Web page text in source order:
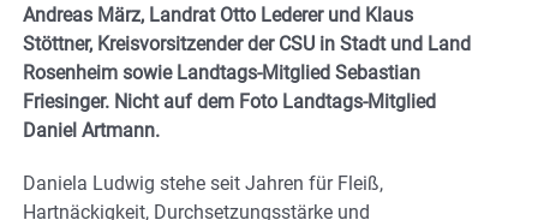
Andreas März, Landrat Otto Lederer und Klaus
Stöttner, Kreisvorsitzender der CSU in Stadt und Land
Rosenheim sowie Landtags-Mitglied Sebastian
Friesinger. Nicht auf dem Foto Landtags-Mitglied
Daniel Artmann.
Daniela Ludwig stehe seit Jahren für Fleiß,
Hartnäckigkeit, Durchsetzungsstärke und